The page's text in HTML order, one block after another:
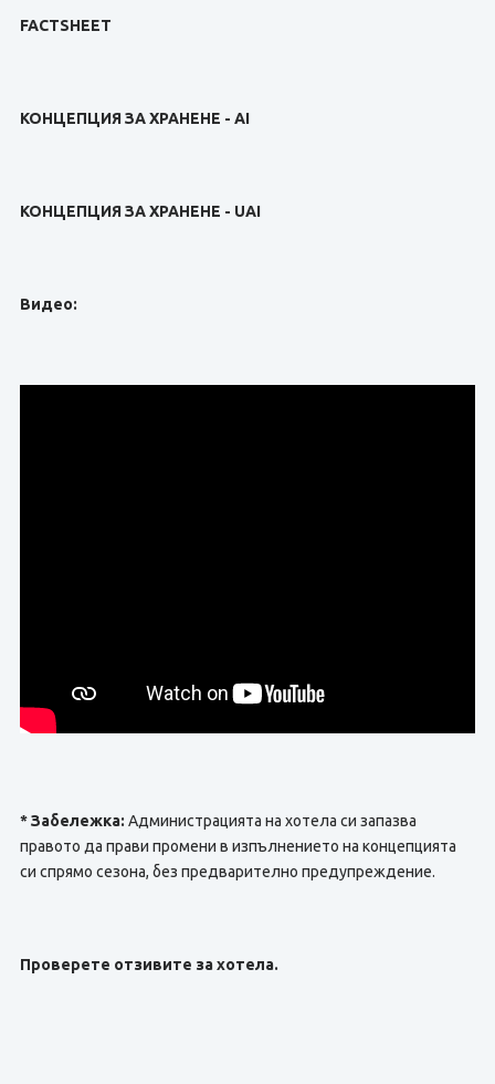
FACTSHEET
КОНЦЕПЦИЯ ЗА ХРАНЕНЕ - AI
КОНЦЕПЦИЯ ЗА ХРАНЕНЕ - UAI
Видео:
* Забележка: Администрацията на хотела си запазва
правото да прави промени в изпълнението на концепцията
си спрямо сезона, без предварително предупреждение.
Проверете отзивите за хотела.